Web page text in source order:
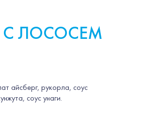
С ЛОСОСЕМ
айсберг, рукорла, соус
соус унаги.